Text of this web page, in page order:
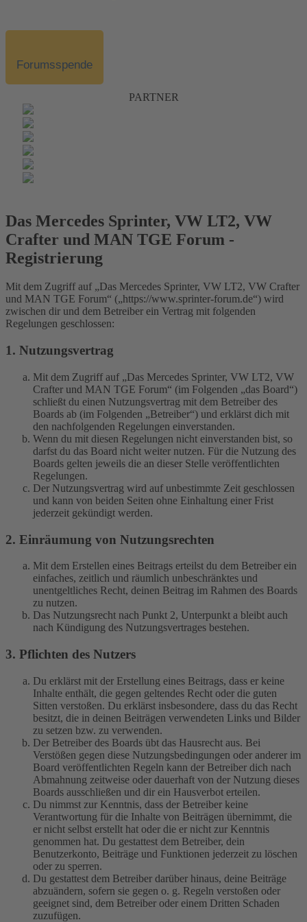
Forumsspende
PARTNER
Das Mercedes Sprinter, VW LT2, VW
Crafter und MAN TGE Forum -
Registrierung
Mit dem Zugriff auf „Das Mercedes Sprinter, VW LT2, VW Crafter
und MAN TGE Forum“ („https://www.sprinter-forum.de“) wird
zwischen dir und dem Betreiber ein Vertrag mit folgenden
Regelungen geschlossen:
1. Nutzungsvertrag
Mit dem Zugriff auf „Das Mercedes Sprinter, VW LT2, VW
Crafter und MAN TGE Forum“ (im Folgenden „das Board“)
schließt du einen Nutzungsvertrag mit dem Betreiber des
Boards ab (im Folgenden „Betreiber“) und erklärst dich mit
den nachfolgenden Regelungen einverstanden.
Wenn du mit diesen Regelungen nicht einverstanden bist, so
darfst du das Board nicht weiter nutzen. Für die Nutzung des
Boards gelten jeweils die an dieser Stelle veröffentlichten
Regelungen.
Der Nutzungsvertrag wird auf unbestimmte Zeit geschlossen
und kann von beiden Seiten ohne Einhaltung einer Frist
jederzeit gekündigt werden.
2. Einräumung von Nutzungsrechten
Mit dem Erstellen eines Beitrags erteilst du dem Betreiber ein
einfaches, zeitlich und räumlich unbeschränktes und
unentgeltliches Recht, deinen Beitrag im Rahmen des Boards
zu nutzen.
Das Nutzungsrecht nach Punkt 2, Unterpunkt a bleibt auch
nach Kündigung des Nutzungsvertrages bestehen.
3. Pflichten des Nutzers
Du erklärst mit der Erstellung eines Beitrags, dass er keine
Inhalte enthält, die gegen geltendes Recht oder die guten
Sitten verstoßen. Du erklärst insbesondere, dass du das Recht
besitzt, die in deinen Beiträgen verwendeten Links und Bilder
zu setzen bzw. zu verwenden.
Der Betreiber des Boards übt das Hausrecht aus. Bei
Verstößen gegen diese Nutzungsbedingungen oder anderer im
Board veröffentlichten Regeln kann der Betreiber dich nach
Abmahnung zeitweise oder dauerhaft von der Nutzung dieses
Boards ausschließen und dir ein Hausverbot erteilen.
Du nimmst zur Kenntnis, dass der Betreiber keine
Verantwortung für die Inhalte von Beiträgen übernimmt, die
er nicht selbst erstellt hat oder die er nicht zur Kenntnis
genommen hat. Du gestattest dem Betreiber, dein
Benutzerkonto, Beiträge und Funktionen jederzeit zu löschen
oder zu sperren.
Du gestattest dem Betreiber darüber hinaus, deine Beiträge
abzuändern, sofern sie gegen o. g. Regeln verstoßen oder
geeignet sind, dem Betreiber oder einem Dritten Schaden
zuzufügen.